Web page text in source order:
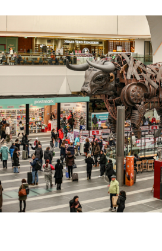
Konto
English (GB)
English (US)
Chinese
Español
Català
Wähle ein Land aus
Wähle eine Stadt aus
Wähle eine Unterkunft aus
Anmelden
Jetzt buchen
Portuguese